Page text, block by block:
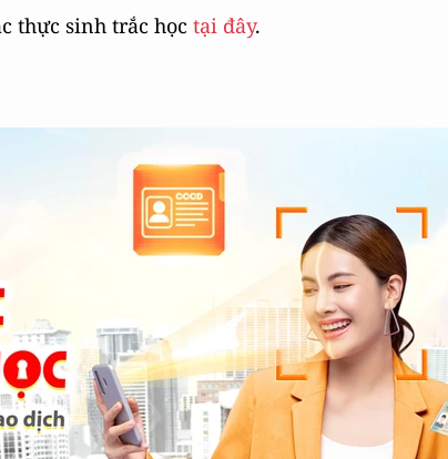
thực sinh trắc học tại đây.